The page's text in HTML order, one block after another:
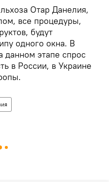
Отар Данелия,
все процедуры,
будут
одного окна. В
данном этапе спрос
в России, в Украине